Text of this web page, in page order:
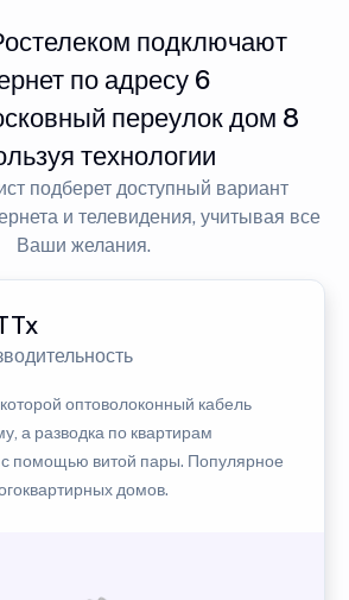
подключают
по адресу 6
переулок дом 8
технологии
подберет доступный вариант
и телевидения, учитывая все
Ваши желания.
оптоволоконный кабель
а разводка по квартирам
с помощью витой пары. Популярное
домов.